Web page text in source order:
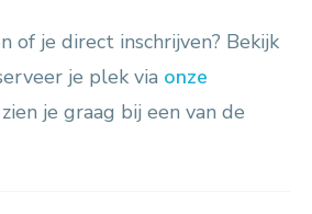
of je direct inschrijven? Bekijk
je plek via onze
je graag bij een van de